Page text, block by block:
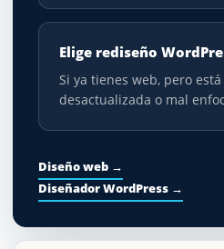
Elige rediseño
Si ya tienes web, pero
desactualizada o mal
Diseño web →
Diseñador WordPress →